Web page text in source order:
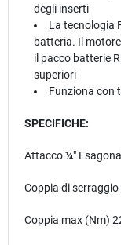
degli inserti
La tecnologia
batteria. Il
il pacco batterie
superiori
Funziona con
SPECIFICHE:
Attacco ¼″
Coppia di
Coppia max (Nm)